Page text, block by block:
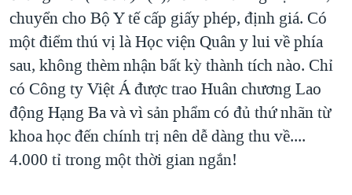
chuyển cho Bộ Y tế cấp giấy phép, định giá. Có
một điểm thú vị là Học viện Quân y lui về phía
sau, không thèm nhận bất kỳ thành tích nào. Chỉ
có Công ty Việt Á được trao Huân chương Lao
động Hạng Ba và vì sản phẩm có đủ thứ nhãn từ
khoa học đến chính trị nên dễ dàng thu về....
4.000 tỉ trong một thời gian ngắn!